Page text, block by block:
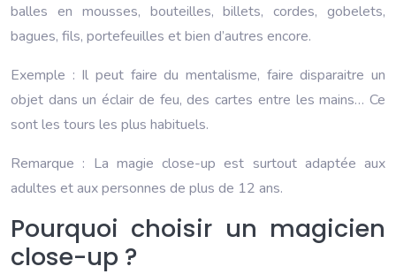
balles en mousses, bouteilles, billets, cordes, gobelets,
bagues, fils, portefeuilles et bien d’autres encore.
Exemple : Il peut faire du mentalisme, faire disparaitre un
objet dans un éclair de feu, des cartes entre les mains… Ce
sont les tours les plus habituels.
Remarque : La magie close-up est surtout adaptée aux
adultes et aux personnes de plus de 12 ans.
Pourquoi choisir un magicien
close-up ?